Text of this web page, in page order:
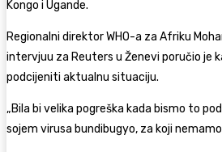
Kongo i Ugande.
Regionalni direktor WHO-a za Afriku
intervjuu za Reuters u Ženevi poručio je
podcijeniti aktualnu situaciju.
„Bila bi velika pogreška kada bismo to
sojem virusa bundibugyo, za koji